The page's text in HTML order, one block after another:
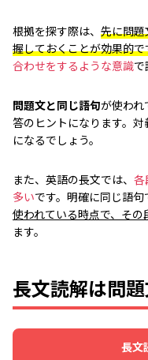
根拠を探す際は、 先に問
握しておくことが効果的で
合わせをするような意識で
問題文と同じ語句が使われ
答のヒントになります。
になるでしょう。
また、英語の長文では、 各
多いです。明確に同じ語句
使われている時点で、そ
ます。
長文読解は問
長文